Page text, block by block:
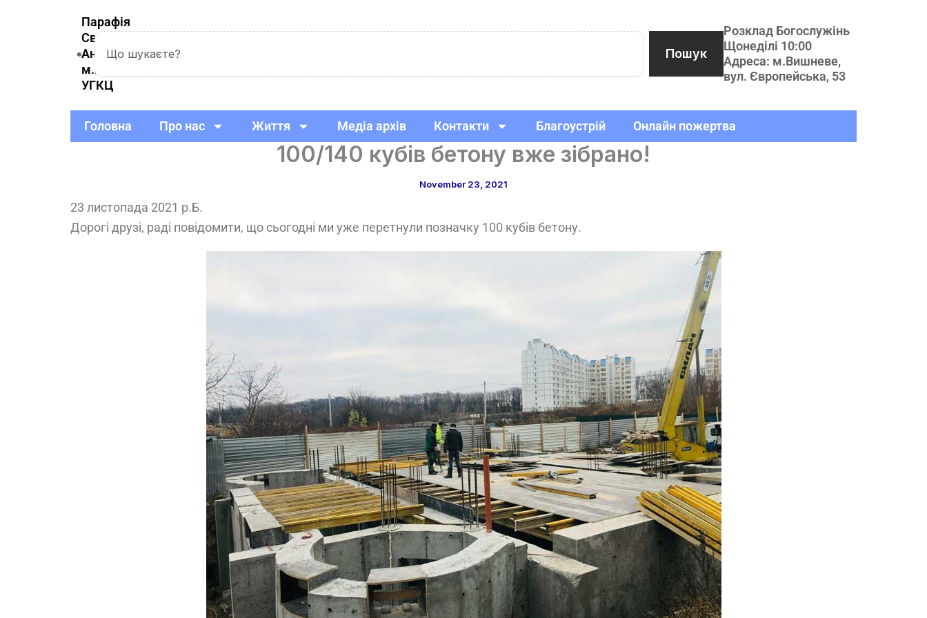
Парафія
Святої
Анни
м.Вишневе
УГКЦ
Search
Пошук
Розклад Богослужінь
Щонеділі 10:00
Адреса: м.Вишневе,
вул. Європейська, 53
Головна Про нас Життя Медіа архів Контакти Благоустрій Онлайн пожертва
100/140 кубів бетону вже зібрано!
November 23, 2021
23 листопада 2021 р.Б.
Дорогі друзі, раді повідомити, що сьогодні ми уже перетнули позначку 100 кубів бетону.